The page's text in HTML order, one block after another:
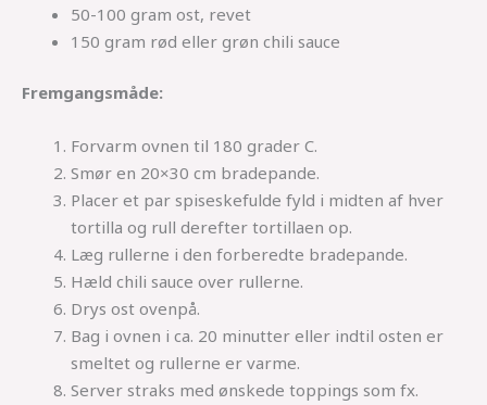
50-100 gram ost, revet
150 gram rød eller grøn chili sauce
Fremgangsmåde:
Forvarm ovnen til 180 grader C.
Smør en 20×30 cm bradepande.
Placer et par spiseskefulde fyld i midten af hver
tortilla og rull derefter tortillaen op.
Læg rullerne i den forberedte bradepande.
Hæld chili sauce over rullerne.
Drys ost ovenpå.
Bag i ovnen i ca. 20 minutter eller indtil osten er
smeltet og rullerne er varme.
Server straks med ønskede toppings som fx.